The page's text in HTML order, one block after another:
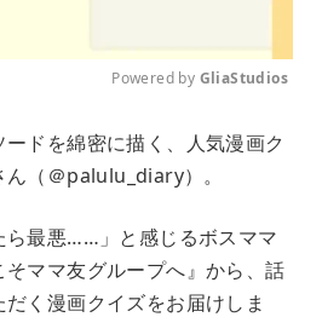
u
Powered by GliaStudios
ドを綿密に描く、人気漫画ク
（＠palulu_diary）。
ら最悪……」と感じるボスママ
ママ友グループへ』から、話
く漫画クイズをお届けしま